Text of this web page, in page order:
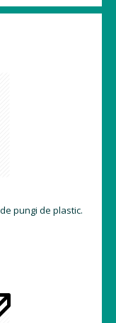
pungi de plastic.